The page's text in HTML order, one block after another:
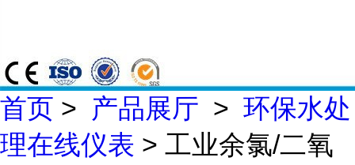
首页 > 产品展厅 > 环保水处
理在线仪表 > 工业余氯/二氧